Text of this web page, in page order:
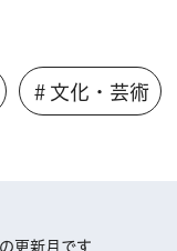
＃文化・芸術
更新月です